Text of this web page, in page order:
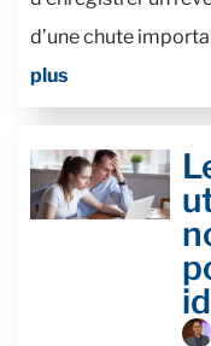
d’une chute
plus